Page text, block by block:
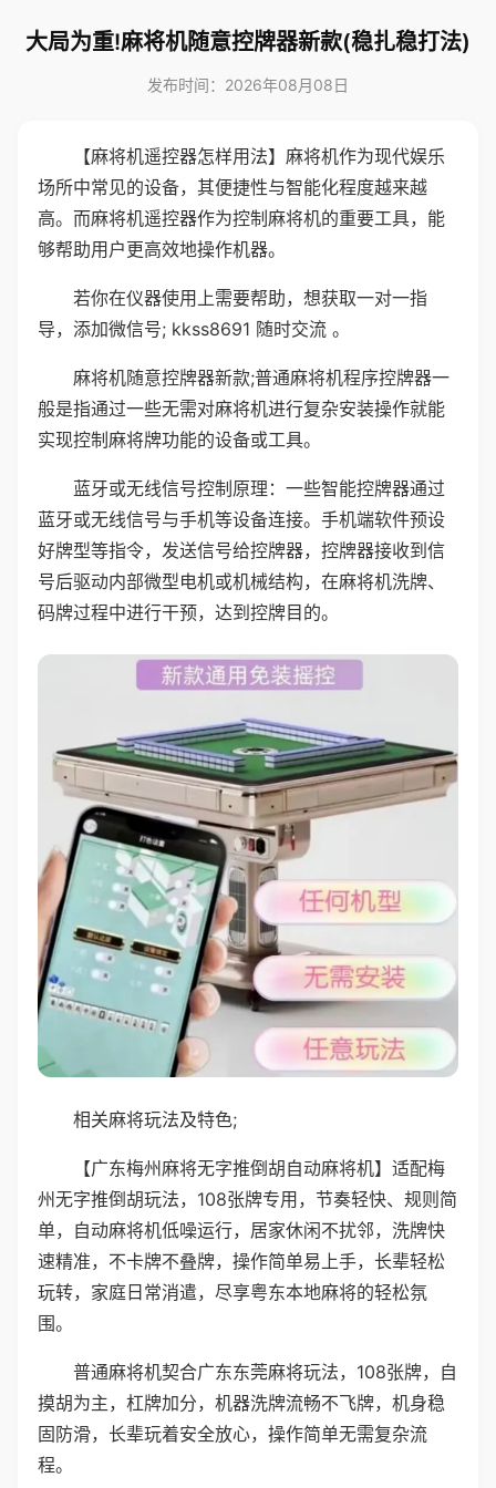
大局为重!麻将机随意控牌器新款(稳扎稳打法)
发布时间：2026年08月08日
【麻将机遥控器怎样用法】麻将机作为现代娱乐
场所中常见的设备，其便捷性与智能化程度越来越
高。而麻将机遥控器作为控制麻将机的重要工具，能
够帮助用户更高效地操作机器。
若你在仪器使用上需要帮助，想获取一对一指
导，添加微信号; kkss8691 随时交流 。
麻将机随意控牌器新款;普通麻将机程序控牌器一
般是指通过一些无需对麻将机进行复杂安装操作就能
实现控制麻将牌功能的设备或工具。
蓝牙或无线信号控制原理：一些智能控牌器通过
蓝牙或无线信号与手机等设备连接。手机端软件预设
好牌型等指令，发送信号给控牌器，控牌器接收到信
号后驱动内部微型电机或机械结构，在麻将机洗牌、
码牌过程中进行干预，达到控牌目的。
相关麻将玩法及特色;
【广东梅州麻将无字推倒胡自动麻将机】适配梅
州无字推倒胡玩法，108张牌专用，节奏轻快、规则简
单，自动麻将机低噪运行，居家休闲不扰邻，洗牌快
速精准，不卡牌不叠牌，操作简单易上手，长辈轻松
玩转，家庭日常消遣，尽享粤东本地麻将的轻松氛
围。
普通麻将机契合广东东莞麻将玩法，108张牌，自
摸胡为主，杠牌加分，机器洗牌流畅不飞牌，机身稳
固防滑，长辈玩着安全放心，操作简单无需复杂流
程。